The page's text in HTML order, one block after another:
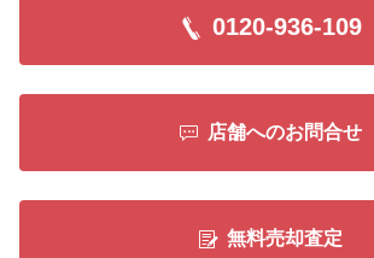
0120-936-109
店舗へのお問合せ
無料売却査定